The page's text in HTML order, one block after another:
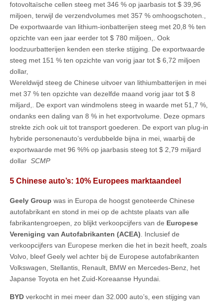
fotovoltaïsche cellen steeg met 346 % op jaarbasis tot $ 39,96
miljoen, terwijl de verzendvolumes met 357 % omhoogschoten.,
De exportwaarde van lithium-ionbatterijen steeg met 20,8 % ten
opzichte van een jaar eerder tot $ 780 miljoen,. Ook
loodzuurbatterijen kenden een sterke stijging. De exportwaarde
steeg met 151 % ten opzichte van vorig jaar tot $ 6,72 miljoen
dollar,
Wereldwijd steeg de Chinese uitvoer van lithiumbatterijen in mei
met 37 % ten opzichte van dezelfde maand vorig jaar tot $ 8
miljard,. De export van windmolens steeg in waarde met 51,7 %,
ondanks een daling van 8 % in het exportvolume. Deze opmars
strekte zich ook uit tot transport goederen. De export van plug-in
hybride personenauto’s verdubbelde bijna in mei, waarbij de
exportwaarde met 96 %% op jaarbasis steeg tot $ 2,79 miljard
dollar SCMP
5 Chinese auto’s: 10% Europees marktaandeel
Geely Group was in Europa de hoogst genoteerde Chinese
autofabrikant en stond in mei op de achtste plaats van alle
fabrikantengroepen, zo blijkt verkoopcijfers van de Europese
Vereniging van Autofabrikanten (ACEA). Inclusief de
verkoopcijfers van Europese merken die het in bezit heeft, zoals
Volvo, bleef Geely wel achter bij de Europese autofabrikanten
Volkswagen, Stellantis, Renault, BMW en Mercedes-Benz, het
Japanse Toyota en het Zuid-Koreaanse Hyundai.
BYD verkocht in mei meer dan 32.000 auto’s, een stijging van